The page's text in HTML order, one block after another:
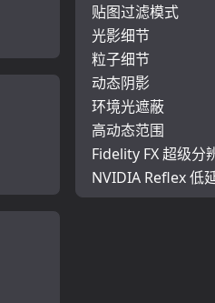
贴图过滤模式
光影细节
粒子细节
动态阴影
环境光遮蔽
高动态范围
Fidelity FX 超级分
NVIDIA Reflex 低